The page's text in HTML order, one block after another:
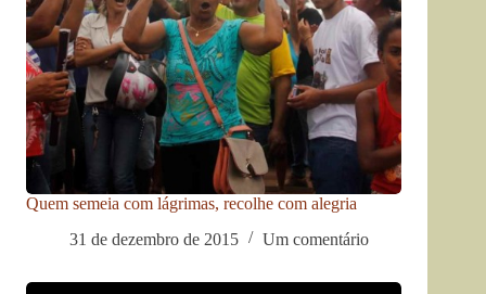
Quem semeia com lágrimas, recolhe com alegria
31 de dezembro de 2015
Um comentário